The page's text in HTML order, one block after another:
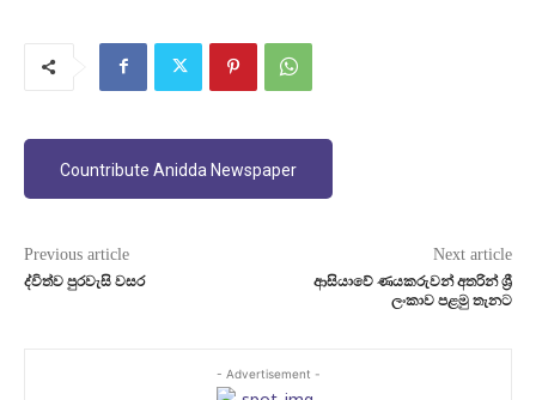
Countribute Anidda Newspaper
Previous article
ද්විත්ව පුරවැසි වසර
Next article
ආසියාවේ ණයකරුවන් අතරින් ශ්‍රී
ලංකාව පළමු තැනට
- Advertisement -